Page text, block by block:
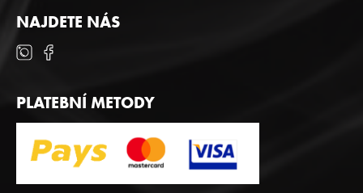
NAJDETE NÁS
PLATEBNÍ METODY